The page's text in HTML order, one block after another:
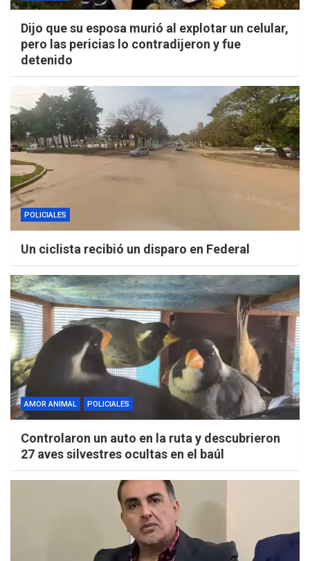
Dijo que su esposa murió al explotar un celular,
pero las pericias lo contradijeron y fue
detenido
POLICIALES
Un ciclista recibió un disparo en Federal
AMOR ANIMAL POLICIALES
Controlaron un auto en la ruta y descubrieron
27 aves silvestres ocultas en el baúl